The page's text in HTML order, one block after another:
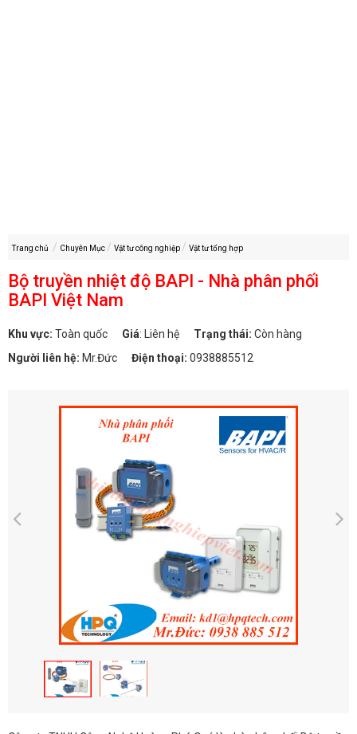
Trang chủ Chuyên Mục Vật tư công nghiệp Vật tư tổng hợp
Bộ truyền nhiệt độ BAPI - Nhà phân phối
BAPI Việt Nam
Khu vực: Toàn quốc Giá: Liên hệ Trạng thái: Còn hàng
Người liên hệ: Mr.Đức Điện thoại: 0938885512